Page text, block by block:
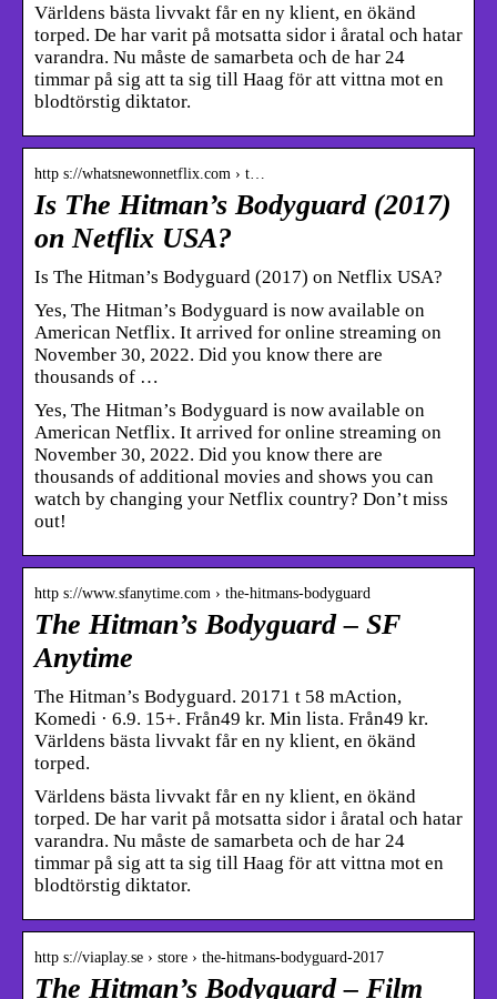
Världens bästa livvakt får en ny klient, en ökänd
torped. De har varit på motsatta sidor i åratal och hatar
varandra. Nu måste de samarbeta och de har 24
timmar på sig att ta sig till Haag för att vittna mot en
blodtörstig diktator.
http s://whatsnewonnetflix.com › t…
Is The Hitman’s Bodyguard (2017)
on Netflix USA?
Is The Hitman’s Bodyguard (2017) on Netflix USA?
Yes, The Hitman’s Bodyguard is now available on
American Netflix. It arrived for online streaming on
November 30, 2022. Did you know there are
thousands of …
Yes, The Hitman’s Bodyguard is now available on
American Netflix. It arrived for online streaming on
November 30, 2022. Did you know there are
thousands of additional movies and shows you can
watch by changing your Netflix country? Don’t miss
out!
http s://www.sfanytime.com › the-hitmans-bodyguard
The Hitman’s Bodyguard – SF
Anytime
The Hitman’s Bodyguard. 20171 t 58 mAction,
Komedi · 6.9. 15+. Från49 kr. Min lista. Från49 kr.
Världens bästa livvakt får en ny klient, en ökänd
torped.
Världens bästa livvakt får en ny klient, en ökänd
torped. De har varit på motsatta sidor i åratal och hatar
varandra. Nu måste de samarbeta och de har 24
timmar på sig att ta sig till Haag för att vittna mot en
blodtörstig diktator.
http s://viaplay.se › store › the-hitmans-bodyguard-2017
The Hitman’s Bodyguard – Film